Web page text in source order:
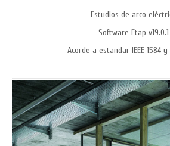
Estudios de arco
Software Etap v19.0.1
Acorde a estandar IEEE 1584 y